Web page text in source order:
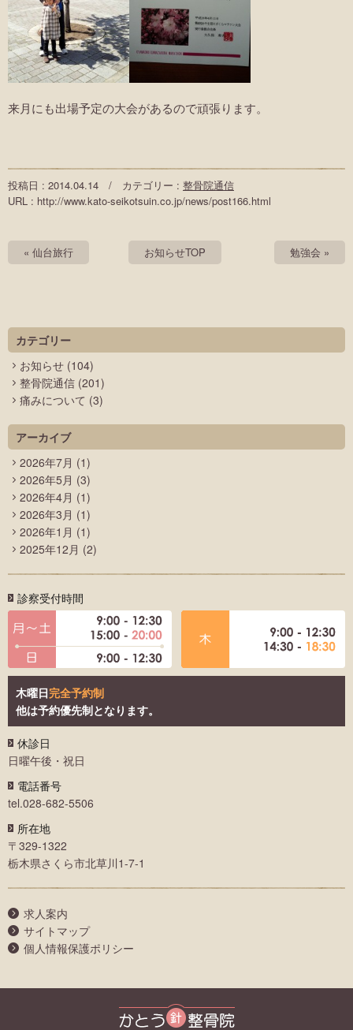
来月にも出場予定の大会があるので頑張ります。
投稿日 : 2014.04.14 / カテゴリー : 整骨院通信
URL : http://www.kato-seikotsuin.co.jp/news/post166.html
« 仙台旅行 勉強会 »
お知らせTOP
カテゴリー
お知らせ (104)
整骨院通信 (201)
痛みについて (3)
アーカイブ
2026年7月 (1)
2026年5月 (3)
2026年4月 (1)
2026年3月 (1)
2026年1月 (1)
2025年12月 (2)
診察受付時間
木曜日完全予約制
他は予約優先制となります。
休診日
日曜午後・祝日
電話番号
tel.028-682-5506
所在地
〒329-1322
栃木県さくら市北草川1-7-1
求人案内
サイトマップ
個人情報保護ポリシー
かとう整骨院